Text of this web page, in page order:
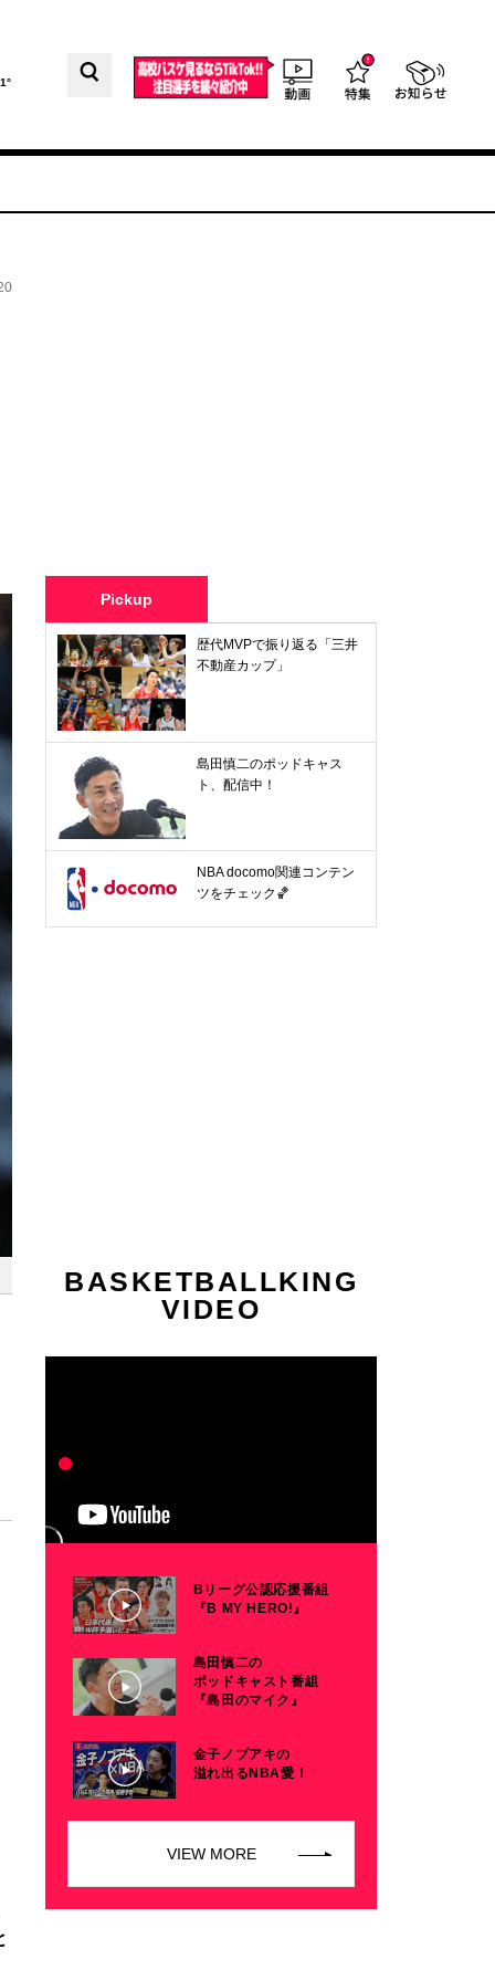
Pickup
歴代MVPで振り返る「三井
不動産カップ」
島田慎二のポッドキャス
ト、配信中！
NBA docomo関連コンテン
ツをチェック🏀
BASKETBALLKING
VIDEO
Bリーグ公認応援番組
『B MY HERO!』
島田慎二の
ポッドキャスト番組
『島田のマイク』
金子ノブアキの
溢れ出るNBA愛！
VIEW MORE